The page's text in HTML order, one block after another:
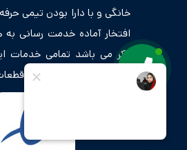
خانگی و با دارا بودن تیمی
افتخار آماده خدمت رسانی به
ذکر می باشد تمامی خدمات
گارانتی خدمات و ضمانت